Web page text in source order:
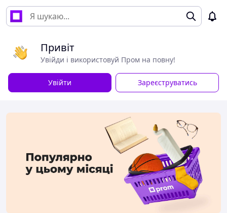
Привіт
Увійди і використовуй Пром на повну!
Увійти Зареєструватись